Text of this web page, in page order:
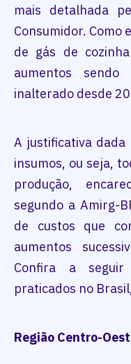
mais detalhada
Consumidor. Como
de gás de
aumentos
inalterado desde
A justificativa dada
insumos, ou seja,
produção,
segundo a Amirg-
de custos que
aumentos
Confira a
praticados no
Região Centro-